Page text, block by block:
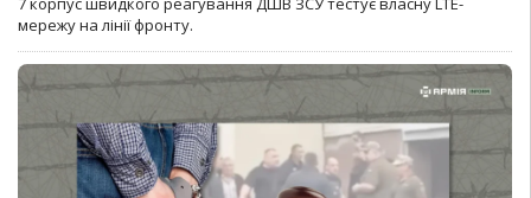
мережу на лінії фронту.